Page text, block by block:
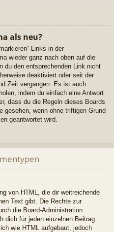
als neu?
Links in der
wieder ganz nach oben auf die
du den entsprechenden Link nicht
deaktiviert oder seit der
Zeit vergangen. Es ist auch
indem du einfach eine Antwort
dass du die Regeln dieses Boards
gesehen, wenn ohne triftigen Grund
geantwortet wird.
von HTML, die dir weitreichende
Text gibt. Die Rechte zur
die Board-Administration
dich für jeden einzelnen Beitrag
wie HTML aufgebaut, jedoch